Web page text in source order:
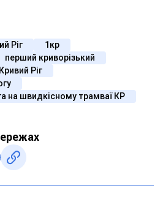
Ріг
1кр
перший криворізький
Ріг
на швидкісному трамваї КР